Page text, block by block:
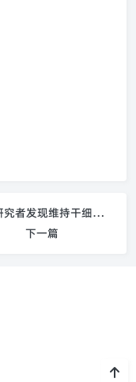
美国研究者发现维持干细胞成熟度的机制
下一篇